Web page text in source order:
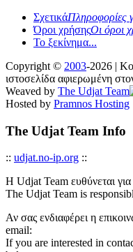
ΣχετικάΠληροφορίες
Όροι χρήσηςΟι όροι
Το ξεκίνημα...
Copyright © 2003-2026 |
ιστοσελίδα αφιερωμένη
Weaved by The Udjat Team
Hosted by Pramnos Hosting
The Udjat Team Info
:: udjat.no-ip.org ::
Η Udjat Team ευθύνεται για
The Udjat Team is
Αν σας ενδιαφέρει η
email:
If you are interested in